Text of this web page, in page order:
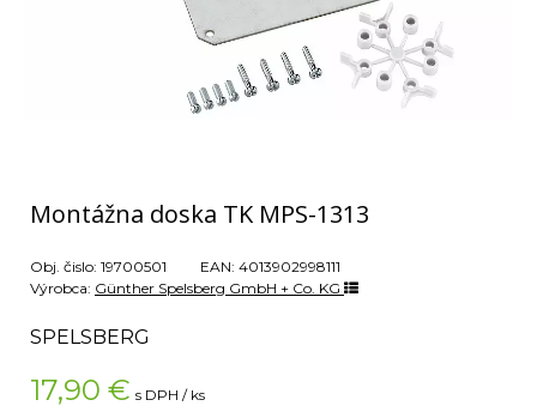
Montážna doska TK MPS-1313
Obj. čislo: 19700501 EAN: 4013902998111
Výrobca: Günther Spelsberg GmbH + Co. KG
SPELSBERG
17,90 € s DPH / ks